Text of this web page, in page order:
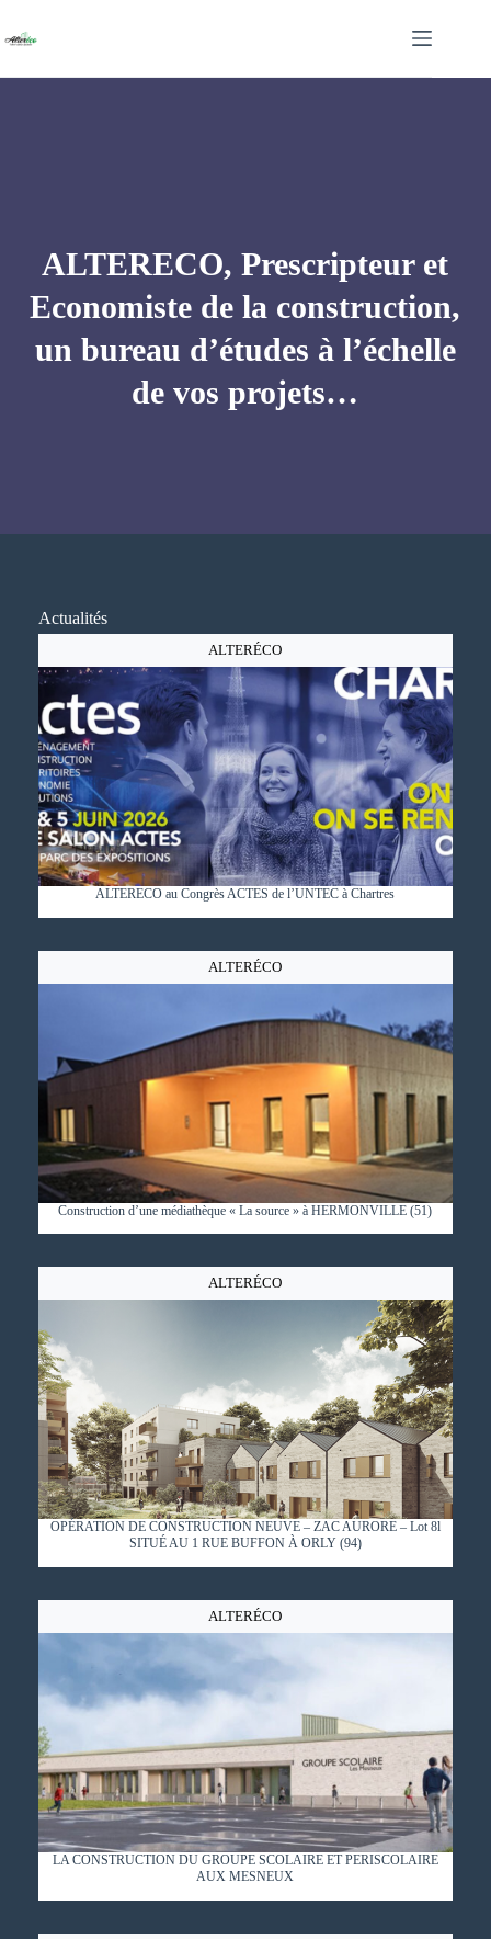
contenu
ALTERECO, Prescripteur et
Economiste de la construction,
un bureau d’études à l’échelle
de vos projets…
Actualités
ALTERÉCO
ALTERECO au Congrès ACTES de l’UNTEC à Chartres
ALTERÉCO
Construction d’une médiathèque « La source » à HERMONVILLE (51)
ALTERÉCO
OPÉRATION DE CONSTRUCTION NEUVE – ZAC AURORE – Lot 8l
SITUÉ AU 1 RUE BUFFON À ORLY (94)
ALTERÉCO
LA CONSTRUCTION DU GROUPE SCOLAIRE ET PERISCOLAIRE
AUX MESNEUX